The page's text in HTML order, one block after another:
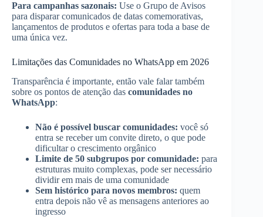
Para campanhas sazonais: Use o Grupo de Avisos
para disparar comunicados de datas comemorativas,
lançamentos de produtos e ofertas para toda a base de
uma única vez.
Limitações das Comunidades no WhatsApp em 2026
Transparência é importante, então vale falar também
sobre os pontos de atenção das comunidades no
WhatsApp:
Não é possível buscar comunidades: você só
entra se receber um convite direto, o que pode
dificultar o crescimento orgânico
Limite de 50 subgrupos por comunidade: para
estruturas muito complexas, pode ser necessário
dividir em mais de uma comunidade
Sem histórico para novos membros: quem
entra depois não vê as mensagens anteriores ao
ingresso